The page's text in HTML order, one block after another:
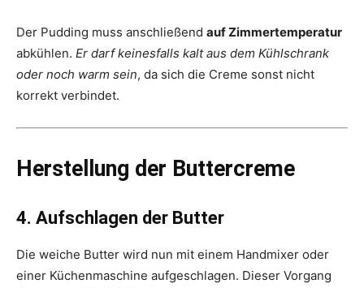
Der Pudding muss anschließend auf Zimmertemperatur
abkühlen. Er darf keinesfalls kalt aus dem Kühlschrank
oder noch warm sein, da sich die Creme sonst nicht
korrekt verbindet.
Herstellung der Buttercreme
4. Aufschlagen der Butter
Die weiche Butter wird nun mit einem Handmixer oder
einer Küchenmaschine aufgeschlagen. Dieser Vorgang